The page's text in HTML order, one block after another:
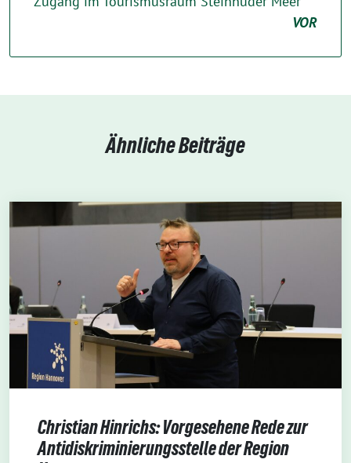
VOR
Ähnliche Beiträge
Christian Hinrichs: Vorgesehene Rede zur
Antidiskriminierungsstelle der Region